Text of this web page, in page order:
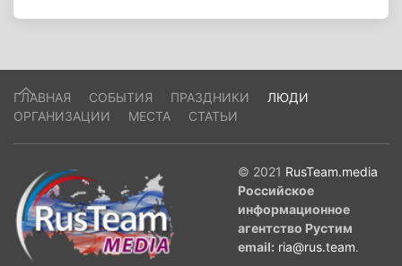
ГЛАВНАЯ СОБЫТИЯ ПРАЗДНИКИ
ЛЮДИ
ОРГАНИЗАЦИИ
МЕСТА СТАТЬИ
© 2021 RusTeam.media
Российское
информационное
агентство Рустим
email: ria@rus.team.